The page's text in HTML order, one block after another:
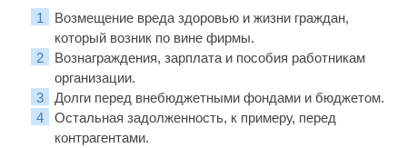
Возмещение вреда здоровью и жизни граждан,
который возник по вине фирмы.
Вознаграждения, зарплата и пособия работникам
организации.
Долги перед внебюджетными фондами и бюджетом.
Остальная задолженность, к примеру, перед
контрагентами.